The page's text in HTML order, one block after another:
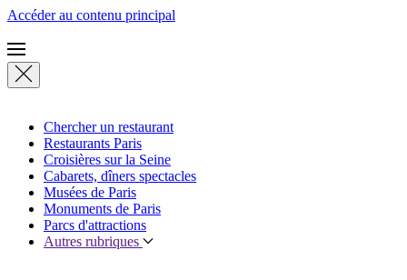
Accéder au contenu principal
Chercher un restaurant
Restaurants Paris
Croisières sur la Seine
Cabarets, dîners spectacles
Musées de Paris
Monuments de Paris
Parcs d'attractions
Autres rubriques